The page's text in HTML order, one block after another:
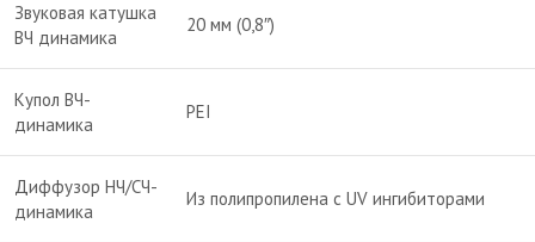
Звуковая катушка
ВЧ динамика
20 мм (0,8″)
Купол ВЧ-
динамика
PEI
Диффузор НЧ/СЧ-
динамика
Из полипропилена с UV ингибиторами